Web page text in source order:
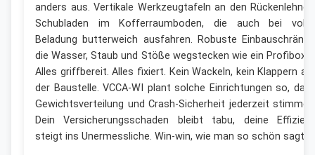
anders aus. Vertikale Werkzeugtafeln an den
Schubladen im Kofferraumboden, die auch bei
Beladung butterweich ausfahren. Robuste
die Wasser, Staub und Stöße wegstecken wie ein
Alles griffbereit. Alles fixiert. Kein Wackeln, kein Klappern
der Baustelle. VCCA-WI plant solche Einrichtungen so,
Gewichtsverteilung und Crash-Sicherheit jederzeit
Dein Versicherungsschaden bleibt tabu, deine
steigt ins Unermessliche. Win-win, wie man so schön sagt.